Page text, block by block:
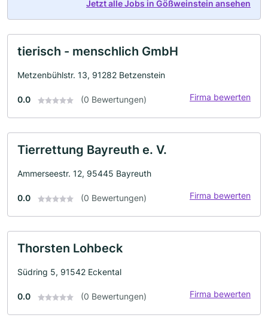
Jetzt alle Jobs in Gößweinstein ansehen
tierisch - menschlich GmbH
Metzenbühlstr. 13, 91282 Betzenstein
0.0 (0 Bewertungen) Firma bewerten
Tierrettung Bayreuth e. V.
Ammerseestr. 12, 95445 Bayreuth
0.0 (0 Bewertungen) Firma bewerten
Thorsten Lohbeck
Südring 5, 91542 Eckental
0.0 (0 Bewertungen) Firma bewerten